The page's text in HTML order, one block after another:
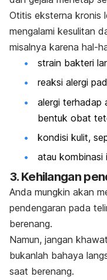
Otitis eksterna kronis
mengalami kesulitan
misalnya karena hal-
strain bakteri
reaksi alergi
alergi terhadap
bentuk obat
kondisi kulit,
atau kombinasi
3. Kehilangan
Anda mungkin akan
pendengaran pada
berenang.
Namun, jangan
bukanlah bahaya
saat berenang.